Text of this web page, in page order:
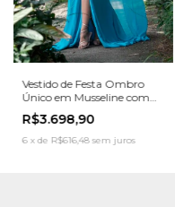
Vestido de Festa Ombro
Único em Musseline com
Capa
R$3.698,90
6 xde R$616,48 sem juros